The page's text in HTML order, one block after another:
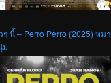
ๆ นี้ – Perro Perro (2025) หมา
ม